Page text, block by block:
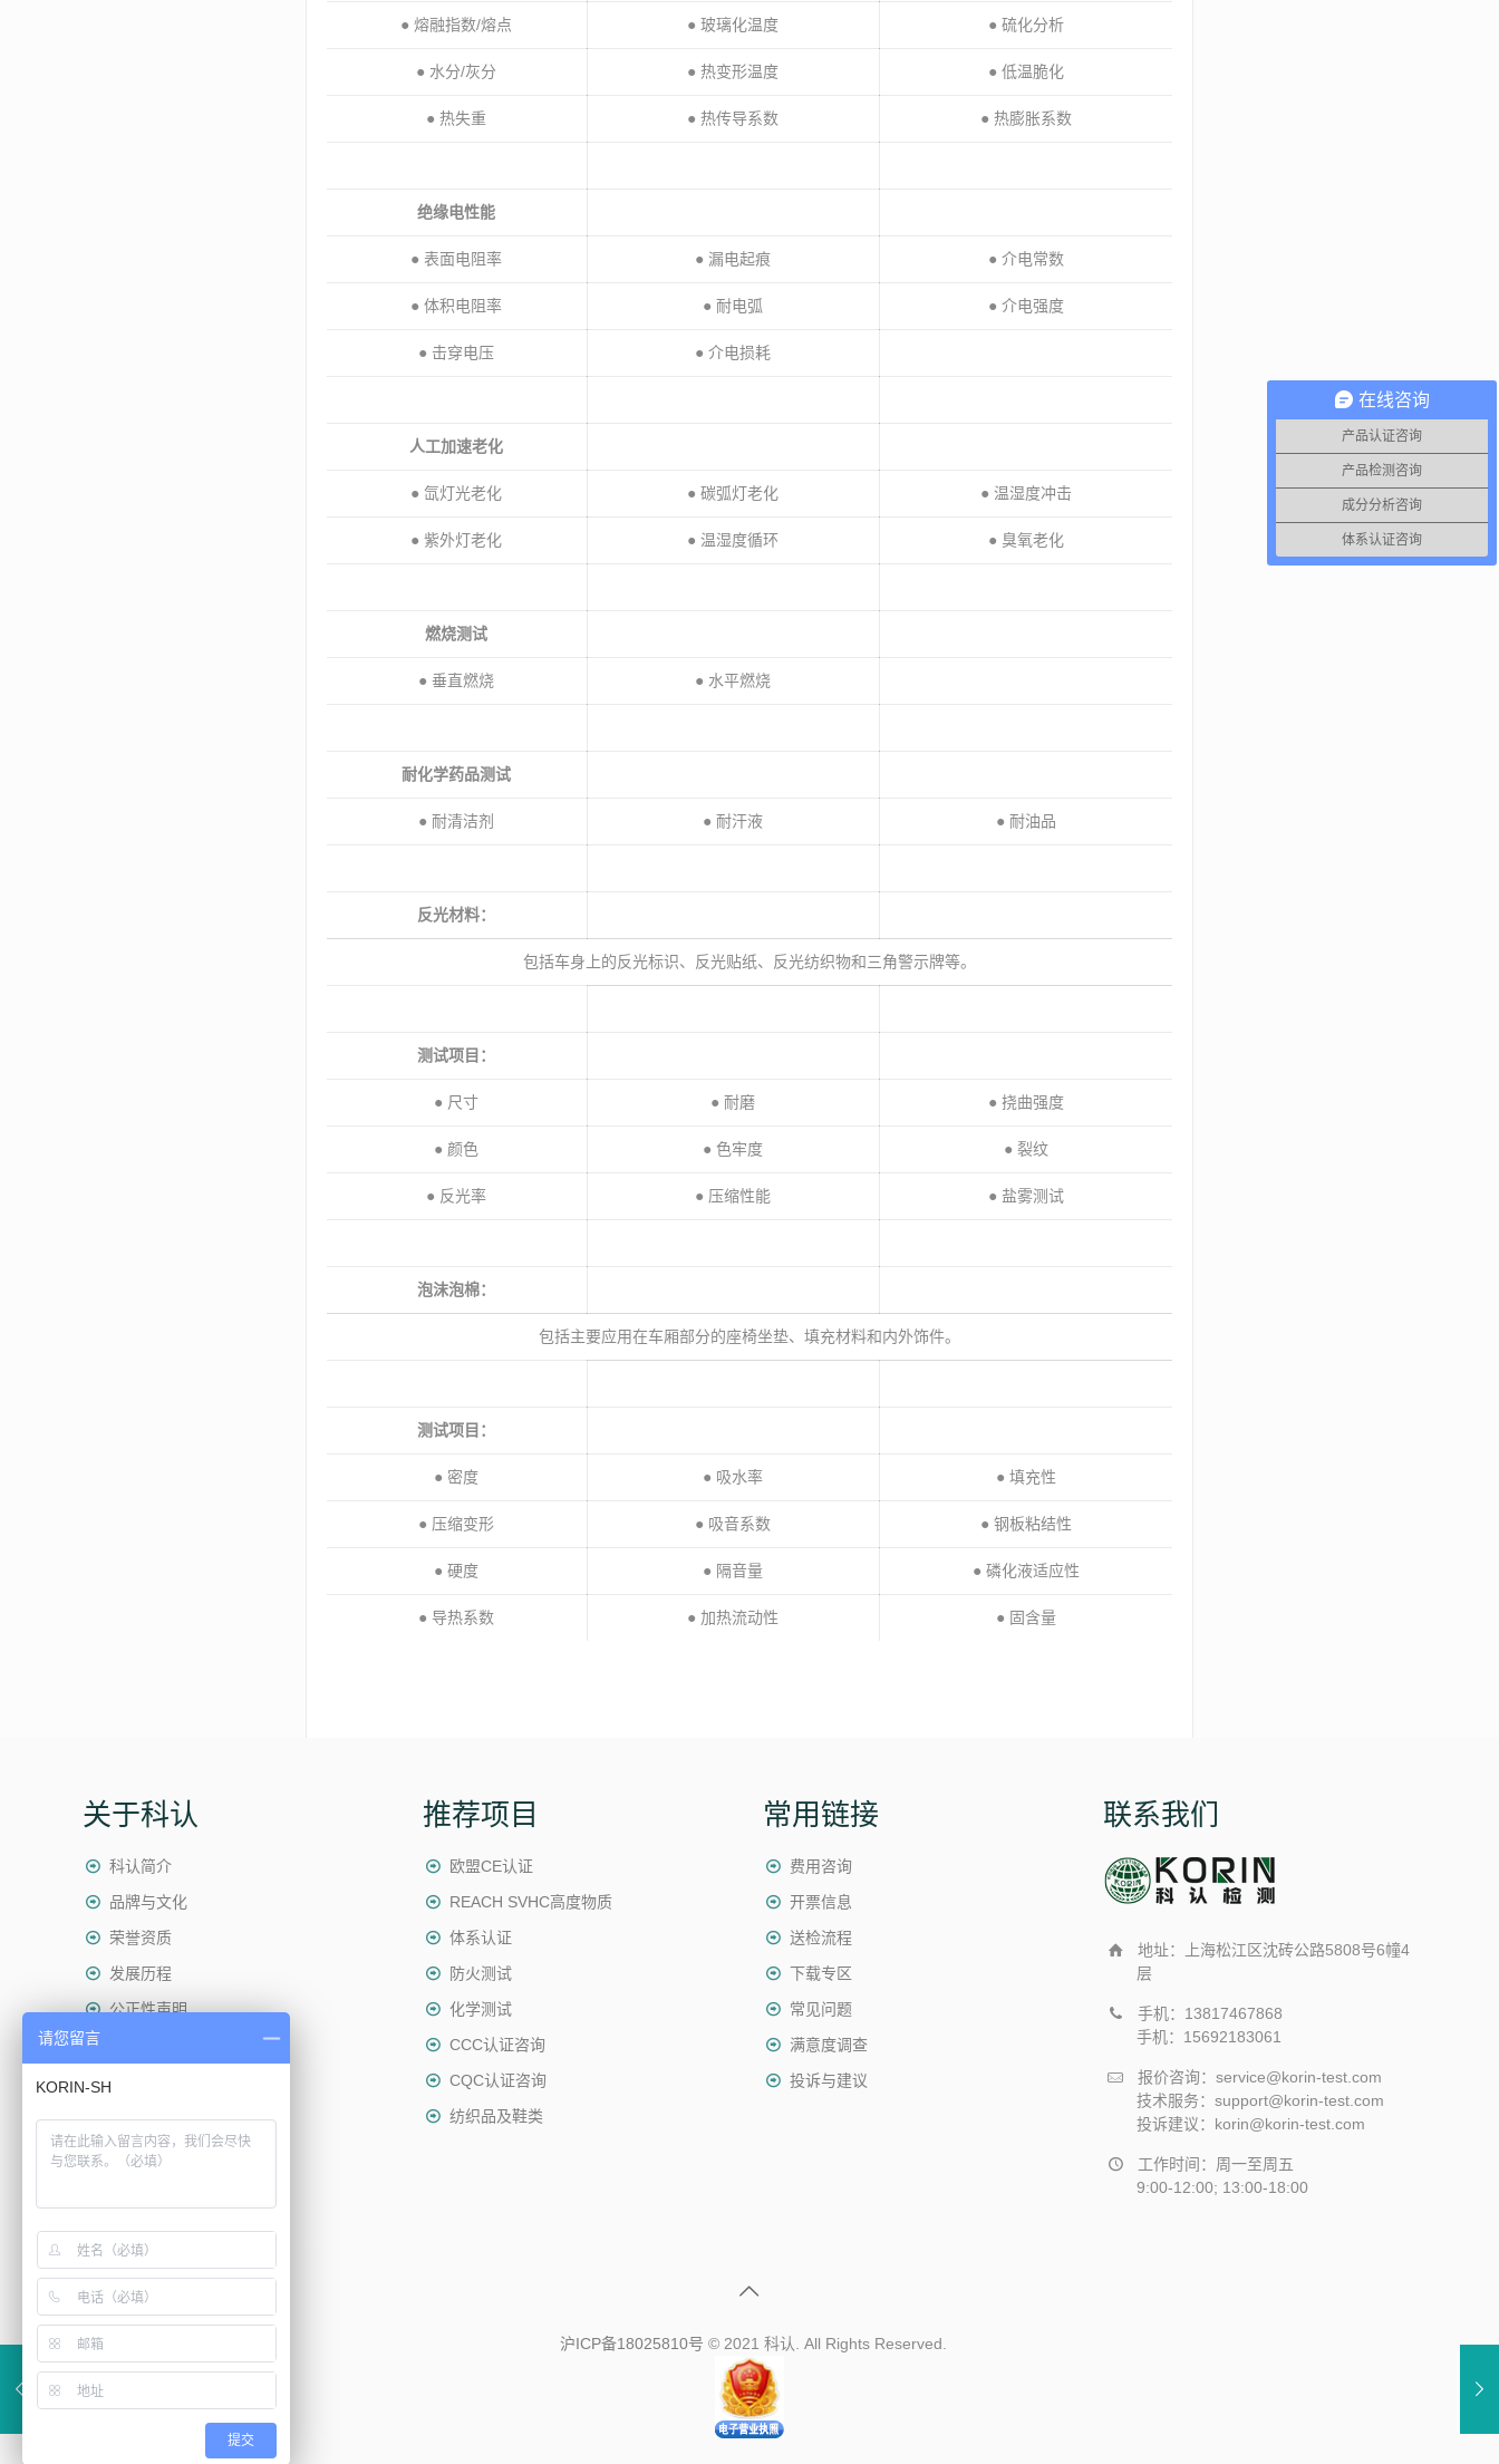
● 熔融指数/熔点 ● 玻璃化温度 ● 硫化分析
● 水分/灰分 ● 热变形温度 ● 低温脆化
● 热失重 ● 热传导系数 ● 热膨胀系数
绝缘电性能
● 表面电阻率 ● 漏电起痕 ● 介电常数
● 体积电阻率 ● 耐电弧 ● 介电强度
● 击穿电压 ● 介电损耗
人工加速老化
● 氙灯光老化 ● 碳弧灯老化 ● 温湿度冲击
● 紫外灯老化 ● 温湿度循环 ● 臭氧老化
燃烧测试
● 垂直燃烧 ● 水平燃烧
耐化学药品测试
● 耐清洁剂 ● 耐汗液 ● 耐油品
反光材料：
包括车身上的反光标识、反光贴纸、反光纺织物和三角警示牌等。
测试项目：
● 尺寸 ● 耐磨 ● 挠曲强度
● 颜色 ● 色牢度 ● 裂纹
● 反光率 ● 压缩性能 ● 盐雾测试
泡沫泡棉：
包括主要应用在车厢部分的座椅坐垫、填充材料和内外饰件。
测试项目：
● 密度 ● 吸水率 ● 填充性
● 压缩变形 ● 吸音系数 ● 钢板粘结性
● 硬度 ● 隔音量 ● 磷化液适应性
● 导热系数 ● 加热流动性 ● 固含量
关于科认
科认简介
品牌与文化
荣誉资质
发展历程
公正性声明
可持续发展
推荐项目
欧盟CE认证
REACH SVHC高度物质
体系认证
防火测试
化学测试
CCC认证咨询
CQC认证咨询
纺织品及鞋类
常用链接
费用咨询
开票信息
送检流程
下载专区
常见问题
满意度调查
投诉与建议
联系我们
地址：上海松江区沈砖公路5808号6幢4
层
手机：13817467868
手机：15692183061
报价咨询：service@korin-test.com
技术服务：support@korin-test.com
投诉建议：korin@korin-test.com
工作时间：周一至周五
9:00-12:00; 13:00-18:00
沪ICP备18025810号 © 2021 科认. All Rights Reserved.
在线咨询
产品认证咨询
产品检测咨询
成分分析咨询
体系认证咨询
请您留言
提交